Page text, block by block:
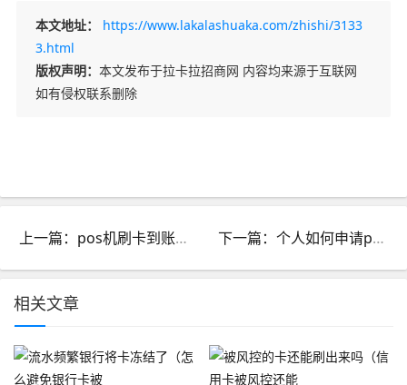
本文地址：
https://www.lakalashuaka.com/zhishi/3133
3.html
版权声明： 本文发布于拉卡拉招商网 内容均来源于互联网
如有侵权联系删除
上一篇：pos机刷卡到账银行卡需要缴纳个人所得税_pos机刷卡到账银行卡需要缴纳个人所得税嘛 下一篇：个人如何申请pos机养卡_个人pos机怎么养卡
相关文章